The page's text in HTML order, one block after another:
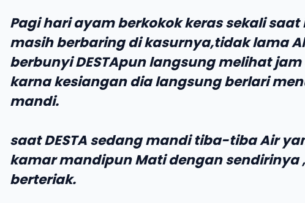
Pagi hari ayam berkokok keras sekali saat
masih berbaring di kasurnya,tidak lama
berbunyi DESTApun langsung melihat
karna kesiangan dia langsung berlari
mandi.
saat DESTA sedang mandi tiba-tiba Air
kamar mandipun Mati dengan sendirinya ,
berteriak.